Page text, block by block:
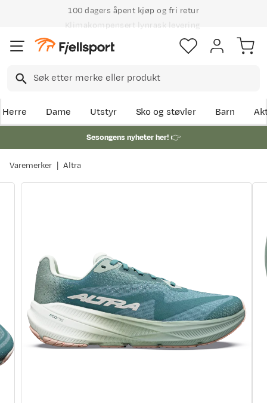
Klimakompensert lynrask levering
Herre Dame Utstyr Sko og støvler Barn
Sesongens nyheter her!👉
Varemerker Altra